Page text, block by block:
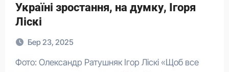
Україні зростання, на думку, Ігоря
Ліскі
Бер 23, 2025
Фото: Олександр Ратушняк Ігор Ліскі «Щоб все